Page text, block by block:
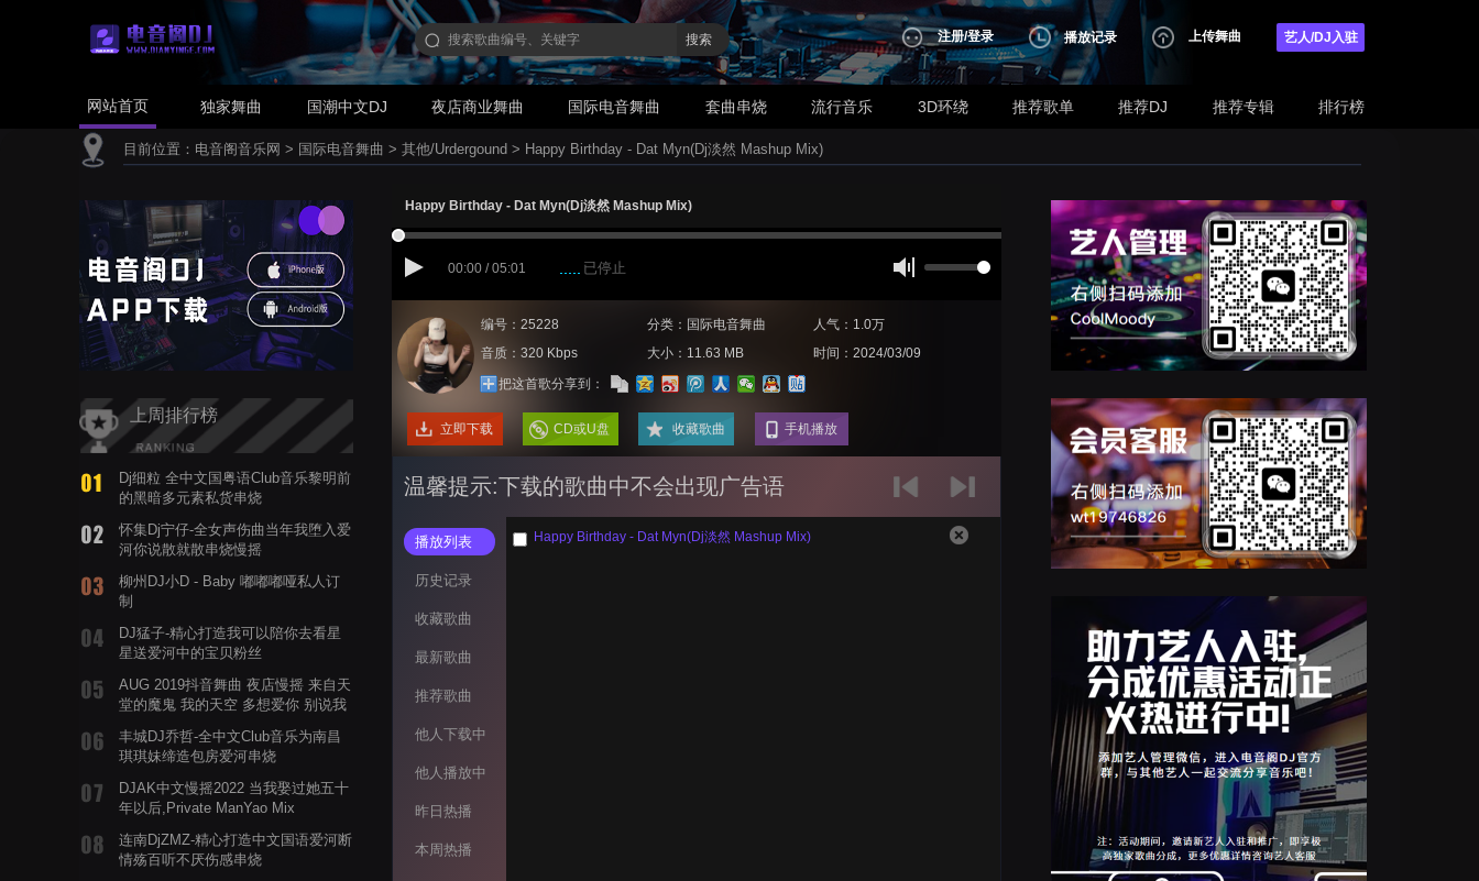
搜索 注册/登录 播放记录 上传舞曲 艺人/DJ入驻
网站首页 独家舞曲 国潮中文DJ 夜店商业舞曲 国际电音舞曲 套曲串烧 流行音乐 3D环绕 推荐歌单 推荐DJ 推荐专辑 排行榜
目前位置： 电音阁音乐网 > 国际电音舞曲 > 其他/Urdergound > Happy Birthday - Dat Myn(Dj淡然 Mashup Mix)
上周排行榜
Dj细粒 全中文国粤语Club音乐黎明前
的黑暗多元素私货串烧
怀集Dj宁仔-全女声伤曲当年我堕入爱
河你说散就散串烧慢摇
柳州DJ小D - Baby 嘟嘟嘟哑私人订
制
DJ猛子-精心打造我可以陪你去看星
星送爱河中的宝贝粉丝
AUG 2019抖音舞曲 夜店慢摇 来自天
堂的魔鬼 我的天空 多想爱你 别说我
丰城DJ乔哲-全中文Club音乐为南昌
琪琪妹缔造包房爱河串烧
DJAK中文慢摇2022 当我娶过她五十
年以后,Private ManYao Mix
连南DjZMZ-精心打造中文国语爱河断
情殇百听不厌伤感串烧
Happy Birthday - Dat Myn(Dj淡然 Mashup Mix)
00:00 / 05:01 已停止
编号：25228 分类：国际电音舞曲
人气：1.0万
音质：320 Kbps
大小：11.63 MB
时间：2024/03/09
把这首歌分享到：
立即下载 CD或U盘 收藏歌曲 手机播放
温馨提示:下载的歌曲中不会出现广告语
播放列表
历史记录
收藏歌曲
最新歌曲
推荐歌曲
他人下载中
他人播放中
昨日热播
本周热播
Happy Birthday - Dat Myn(Dj淡然 Mashup Mix)